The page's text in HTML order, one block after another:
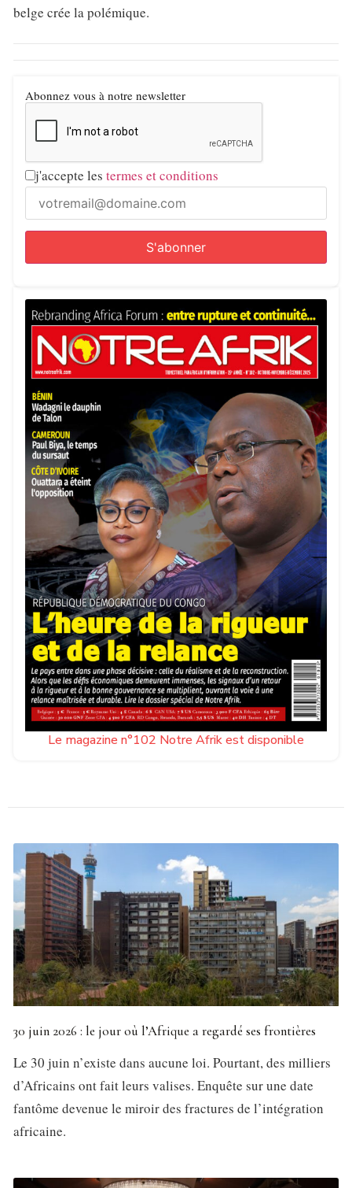
belge crée la polémique.
Abonnez vous à notre newsletter
j'accepte les termes et conditions
Le magazine n°102 Notre Afrik est disponible
30 juin 2026 : le jour où l’Afrique a regardé ses frontières
Le 30 juin n’existe dans aucune loi. Pourtant, des milliers
d’Africains ont fait leurs valises. Enquête sur une date
fantôme devenue le miroir des fractures de l’intégration
africaine.